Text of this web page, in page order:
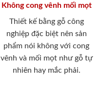
Không cong vênh mối mọt
Thiết kế bằng gỗ công
nghiệp đặc biệt nên sản
phẩm nói không với cong
vênh và mối mọt như gỗ tự
nhiên hay mắc phải.